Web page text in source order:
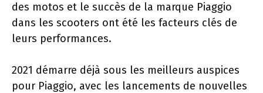
des motos et le succès de la marque Piaggio
dans les scooters ont été les facteurs clés de
leurs performances.
2021 démarre déjà sous les meilleurs auspices
pour Piaggio, avec les lancements de nouvelles